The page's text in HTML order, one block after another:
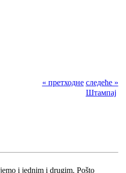
« претходне следеће »
Штампај
i jednim i drugim. Pošto